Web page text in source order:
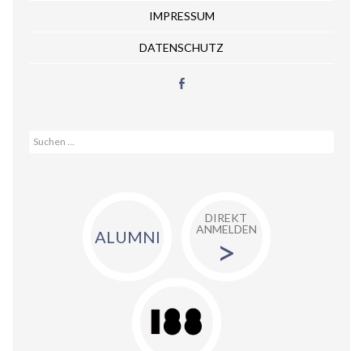
IMPRESSUM
DATENSCHUTZ
Suche nach:
DIREKT
ANMELDEN
>
ALUMNI